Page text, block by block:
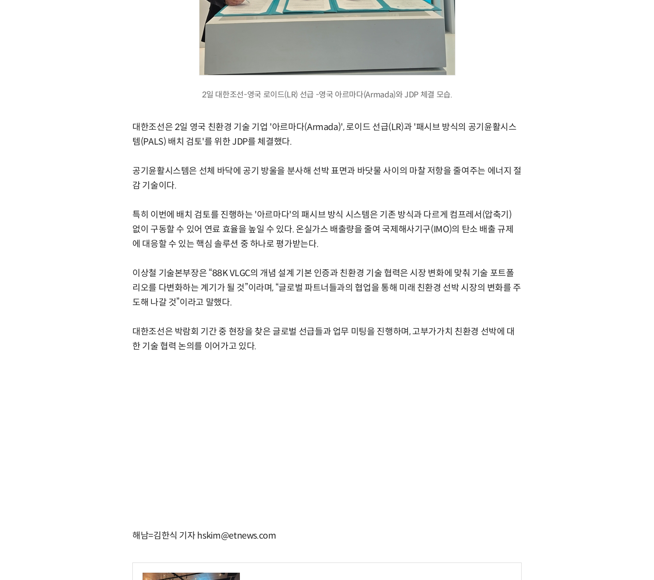
2일 대한조선-영국 로이드(LR) 선급 -영국 아르마다(Armada)와 JDP 체결 모습.
대한조선은 2일 영국 친환경 기술 기업 '아르마다(Armada)', 로이드 선급(LR)과 '패시브 방식의 공기윤활시스
템(PALS) 배치 검토'를 위한 JDP를 체결했다.
공기윤활시스템은 선체 바닥에 공기 방울을 분사해 선박 표면과 바닷물 사이의 마찰 저항을 줄여주는 에너지 절
감 기술이다.
특히 이번에 배치 검토를 진행하는 '아르마다'의 패시브 방식 시스템은 기존 방식과 다르게 컴프레서(압축기)
없이 구동할 수 있어 연료 효율을 높일 수 있다. 온실가스 배출량을 줄여 국제해사기구(IMO)의 탄소 배출 규제
에 대응할 수 있는 핵심 솔루션 중 하나로 평가받는다.
이상철 기술본부장은 “88K VLGC의 개념 설계 기본 인증과 친환경 기술 협력은 시장 변화에 맞춰 기술 포트폴
리오를 다변화하는 계기가 될 것”이라며, “글로벌 파트너들과의 협업을 통해 미래 친환경 선박 시장의 변화를 주
도해 나갈 것”이라고 말했다.
대한조선은 박람회 기간 중 현장을 찾은 글로벌 선급들과 업무 미팅을 진행하며, 고부가가치 친환경 선박에 대
한 기술 협력 논의를 이어가고 있다.
해남=김한식 기자 hskim@etnews.com